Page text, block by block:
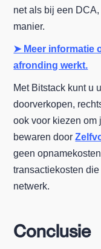
net als bij een
manier.
➤ Meer informatie
afronding werkt.
Met Bitstack kunt u
doorverkopen,
ook voor kiezen om
bewaren door
geen
transactiekosten
netwerk.
Conclusie